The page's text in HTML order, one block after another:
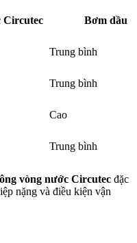
Circutec Bơm dầu
Trung bình
Trung bình
Cao
Trung bình
vòng nước Circutec đặc
nặng và điều kiện vận